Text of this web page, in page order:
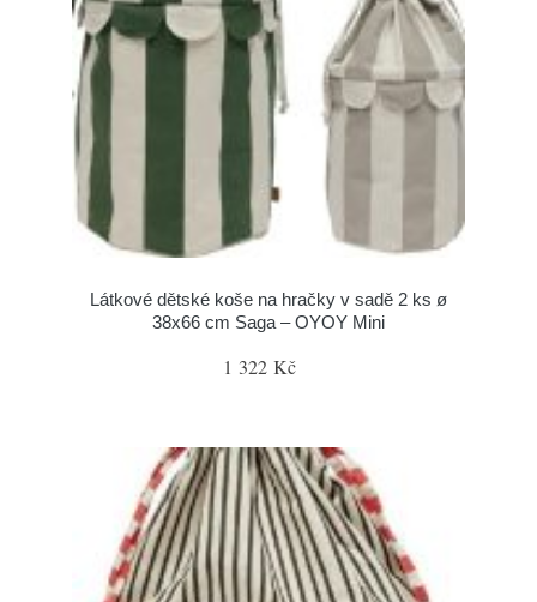
Látkové dětské koše na hračky v sadě 2 ks ø
38x66 cm Saga – OYOY Mini
1 322 Kč